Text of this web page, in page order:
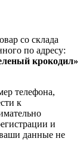
со склада
по адресу:
крокодил»
телефона,
к
и
данные не